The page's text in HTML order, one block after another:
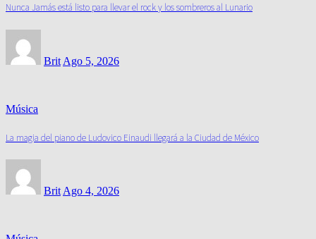
Nunca Jamás está listo para llevar el rock y los sombreros al Lunario
Brit Ago 5, 2026
Música
La magia del piano de Ludovico Einaudi llegará a la Ciudad de México
Brit Ago 4, 2026